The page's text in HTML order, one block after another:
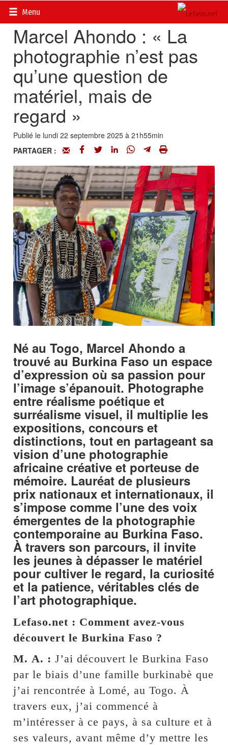
Menu
Accueil>
Marcel Ahondo : « La
photographie n’est pas
qu’une question de
matériel, mais de
regard »
Publié le lundi 22 septembre 2025 à 21h55min
PARTAGER :
Né au Togo, Marcel Ahondo a
trouvé au Burkina Faso un espace
d’expression où sa passion pour
l’image s’épanouit. Photographe
entre réalisme poétique et
surréalisme visuel, il multiplie les
expositions, concours et
distinctions, tout en partageant sa
vision d’une photographie
africaine créative et porteuse de
mémoire. Lauréat de plusieurs
prix nationaux et internationaux, il
s’impose comme l’une des voix
émergentes de la photographie
contemporaine au Burkina Faso.
À travers son parcours, il invite
les jeunes à dépasser le matériel
pour cultiver le regard, la curiosité
et la patience, véritables clés de
l’art photographique.
Lefaso.net : Comment avez-vous
découvert le Burkina Faso ?
M. A. : J’ai découvert le Burkina Faso
par le biais d’une famille burkinabè que
j’ai rencontrée à Lomé, au Togo. À
travers eux, j’ai commencé à
m’intéresser à ce pays, à sa culture et à
ses valeurs, avant même d’y mettre les